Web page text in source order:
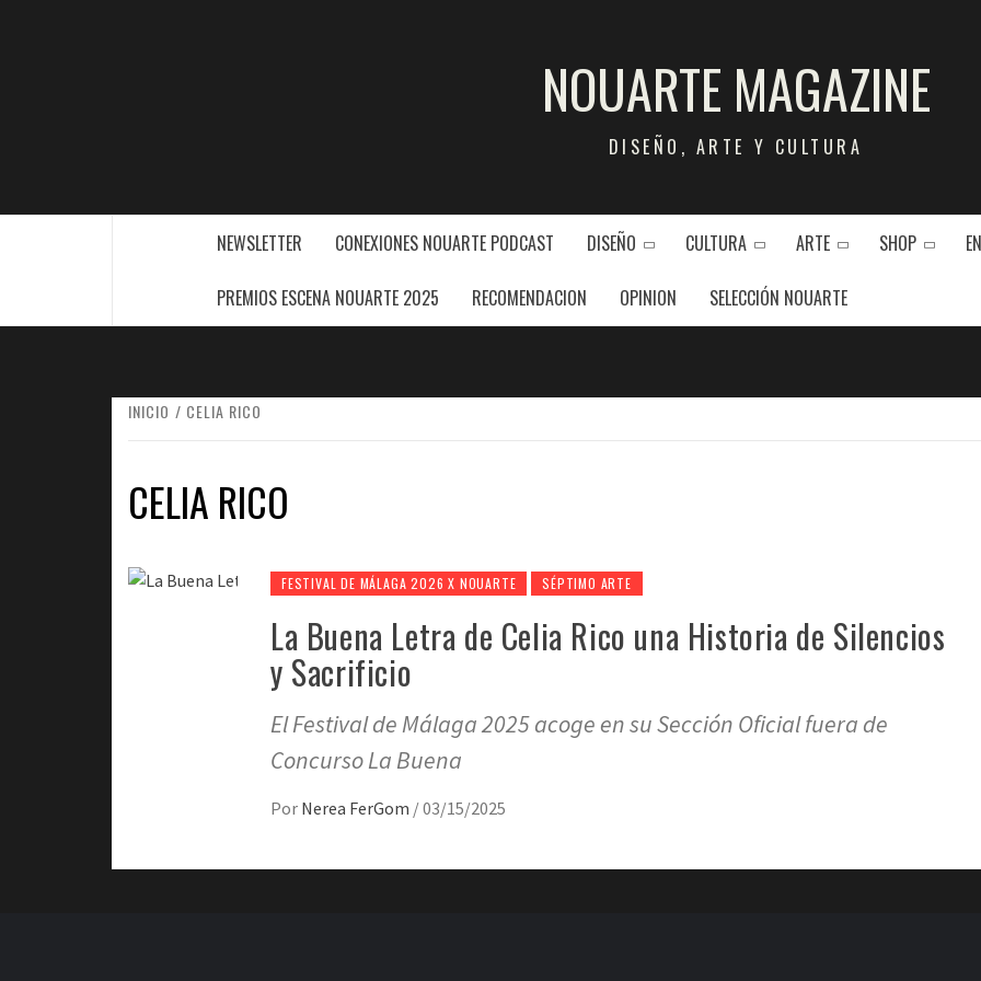
NOUARTE MAGAZINE
DISEÑO, ARTE Y CULTURA
NEWSLETTER CONEXIONES NOUARTE PODCAST DISEÑO CULTURA ARTE SHOP
PREMIOS ESCENA NOUARTE 2025 RECOMENDACION OPINION SELECCIÓN NOUARTE
INICIO CELIA RICO
CELIA RICO
FESTIVAL DE MÁLAGA 2026 X NOUARTE SÉPTIMO ARTE
La Buena Letra de Celia Rico una Historia de Silencios
y Sacrificio
El Festival de Málaga 2025 acoge en su Sección Oficial fuera de
Concurso La Buena
Por Nerea FerGom /03/15/2025